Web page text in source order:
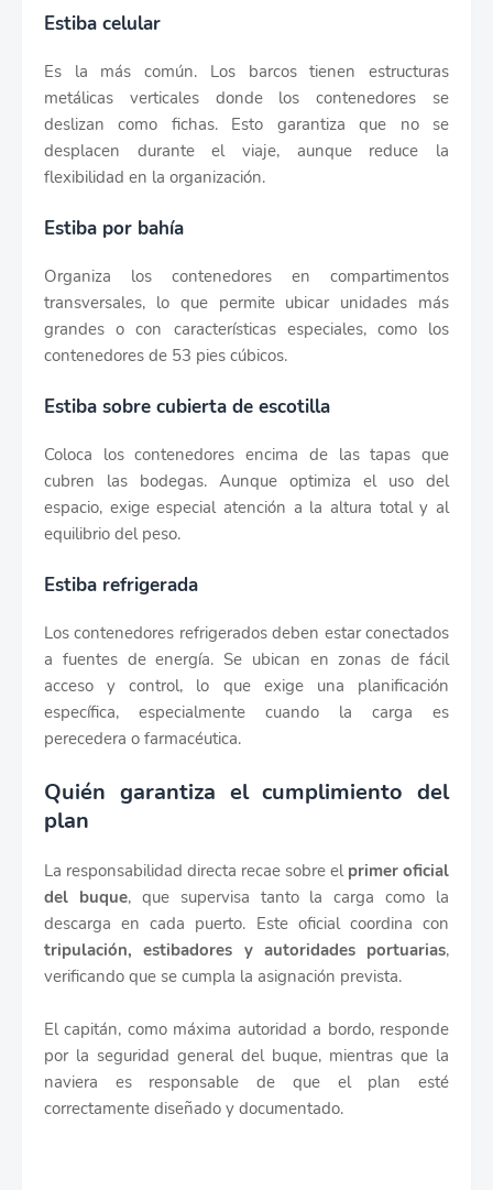
Estiba celular
Es la más común. Los barcos tienen estructuras
metálicas verticales donde los contenedores se
deslizan como fichas. Esto garantiza que no se
desplacen durante el viaje, aunque reduce la
flexibilidad en la organización.
Estiba por bahía
Organiza los contenedores en compartimentos
transversales, lo que permite ubicar unidades más
grandes o con características especiales, como los
contenedores de 53 pies cúbicos.
Estiba sobre cubierta de escotilla
Coloca los contenedores encima de las tapas que
cubren las bodegas. Aunque optimiza el uso del
espacio, exige especial atención a la altura total y al
equilibrio del peso.
Estiba refrigerada
Los contenedores refrigerados deben estar conectados
a fuentes de energía. Se ubican en zonas de fácil
acceso y control, lo que exige una planificación
específica, especialmente cuando la carga es
perecedera o farmacéutica.
Quién garantiza el cumplimiento del
plan
La responsabilidad directa recae sobre el primer oficial
del buque, que supervisa tanto la carga como la
descarga en cada puerto. Este oficial coordina con
tripulación, estibadores y autoridades portuarias,
verificando que se cumpla la asignación prevista.
El capitán, como máxima autoridad a bordo, responde
por la seguridad general del buque, mientras que la
naviera es responsable de que el plan esté
correctamente diseñado y documentado.